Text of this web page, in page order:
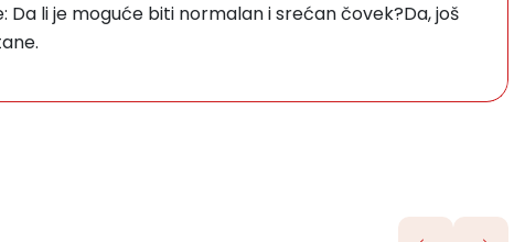
li je moguće biti normalan i srećan čovek?Da, još